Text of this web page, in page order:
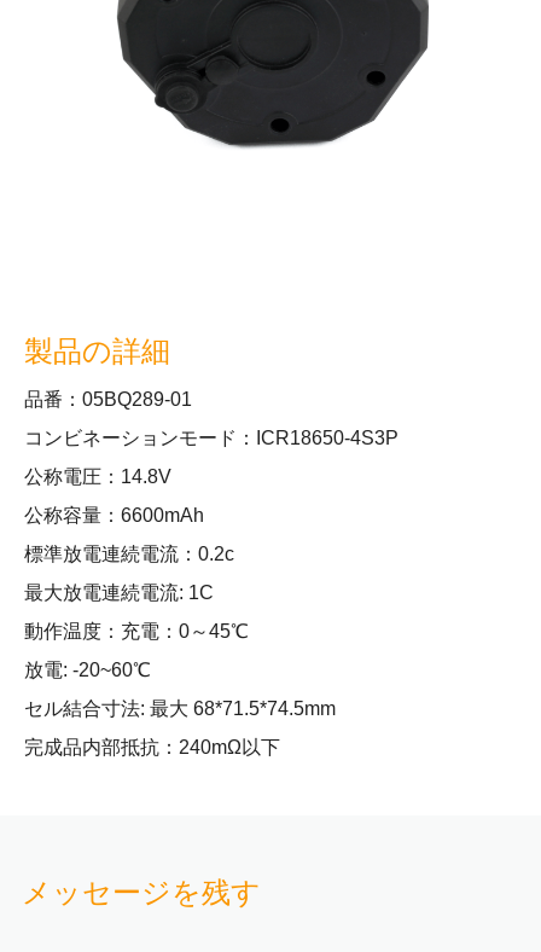
製品の詳細
品番：05BQ289-01
コンビネーションモード：ICR18650-4S3P
公称電圧：14.8V
公称容量：6600mAh
標準放電連続電流：0.2c
最大放電連続電流: 1C
動作温度：充電：0～45℃
放電: -20~60℃
セル結合寸法: 最大 68*71.5*74.5mm
完成品内部抵抗：240mΩ以下
メッセージを残す